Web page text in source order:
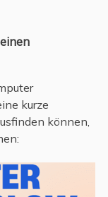
kurze
können,